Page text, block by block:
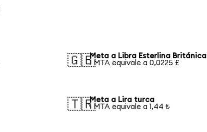
🇬🇧Meta a Libra Esterlina Británica
1 MTA equivale a 0,0225 £
🇹🇷Meta a Lira turca
1 MTA equivale a 1,44 ₺